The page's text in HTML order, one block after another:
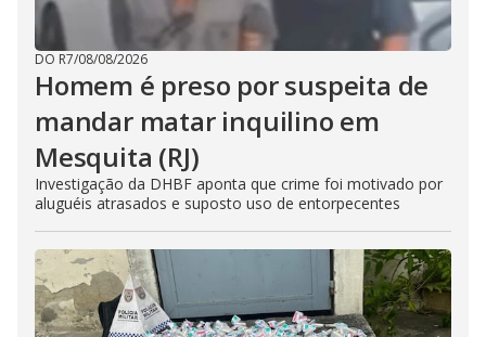
DO R7/08/08/2026
Homem é preso por suspeita de
mandar matar inquilino em
Mesquita (RJ)
Investigação da DHBF aponta que crime foi motivado por
aluguéis atrasados e suposto uso de entorpecentes